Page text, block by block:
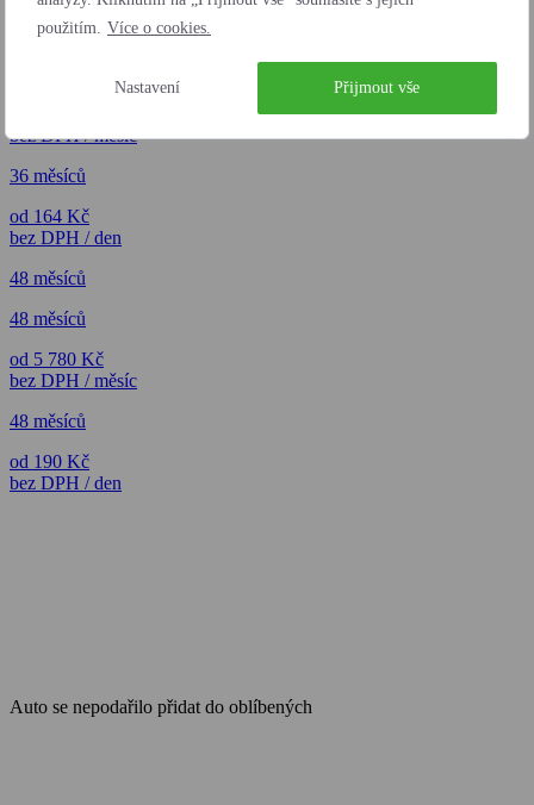
použitím. Více o cookies.
Nastavení Přijmout vše
36 měsíců
bez DPH / měsíc
36 měsíců
od 164 Kč
bez DPH / den
48 měsíců
48 měsíců
od 5 780 Kč
bez DPH / měsíc
48 měsíců
od 190 Kč
bez DPH / den
Auto se nepodařilo přidat do oblíbených